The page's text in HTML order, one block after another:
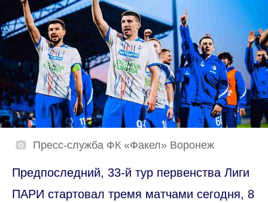
Пресс-служба ФК «Факел» Воронеж
Предпоследний, 33-й тур первенства Лиги
ПАРИ стартовал тремя матчами сегодня, 8